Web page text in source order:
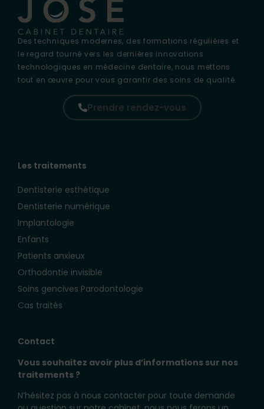
Des techniques modernes, des formations régulières et
le regard tourné vers les dernières innovations
technologiques en médecine dentaire, nous mettons
tout en œuvre pour vous garantir des soins de qualité.
Prendre rendez-vous
Les traitements
Dentisterie esthétique
Dentisterie numérique
Implantologie
Enfants
Patients anxieux
Orthodontie invisible
Soins gencives Parodontologie
Cas traités
Contact
Vous souhaitez avoir plus d’informations sur nos
traitements ?
N’hésitez pas à nous contacter pour toute demande